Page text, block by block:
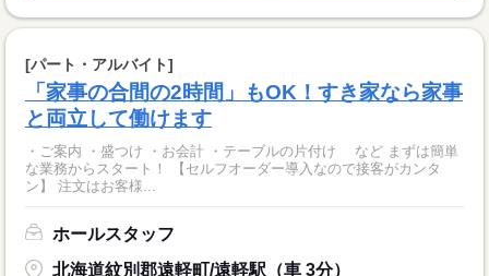
[パート・アルバイト]
「家事の合間の2時間」もOK！すき家なら家事
と両立して働けます
・ご案内 ・盛つけ ・お会計 ・テーブルの片付け など まずは簡単
な業務からスタート！ 【セルフオーダー導入なので接客がカンタ
ン】 注文はお客様...
ホールスタッフ
北海道紋別郡遠軽町/遠軽駅（車 3分）